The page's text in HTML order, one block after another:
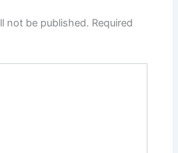
not be published. Required